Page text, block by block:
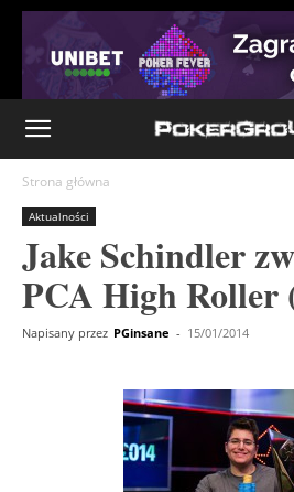
Strona główna
Aktualności
Jake Schindler
PCA High Roller
Napisany przez PGinsane - 15/01/2014